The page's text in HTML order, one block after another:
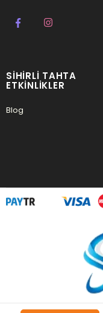
SIHIRLI TAHTA
ETKINLIKLER
Blog